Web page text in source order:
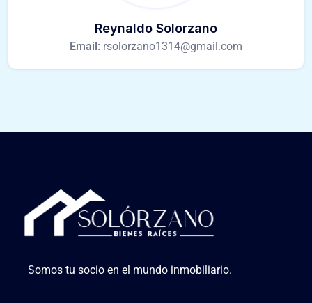
Reynaldo Solorzano
Email: rsolorzano1314@gmail.com
Somos tu socio en el mundo inmobiliario.